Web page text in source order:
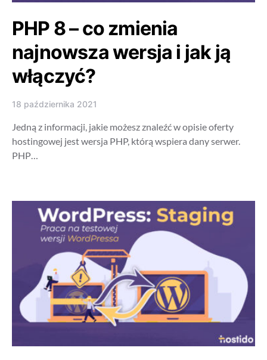
PHP 8 – co zmienia
najnowsza wersja i jak ją
włączyć?
18 października 2021
Jedną z informacji, jakie możesz znaleźć w opisie oferty
hostingowej jest wersja PHP, którą wspiera dany serwer.
PHP…